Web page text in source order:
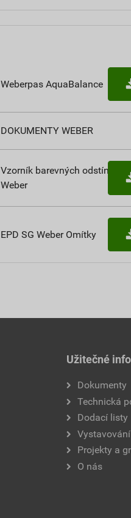
Weberpas AquaBalance
DOKUMENTY WEBER
Vzorník barevných odstínů
Weber
EPD SG Weber Omítky
Užitečné
Dokumenty
Technická
Dodací listy
Projekty a
O nás